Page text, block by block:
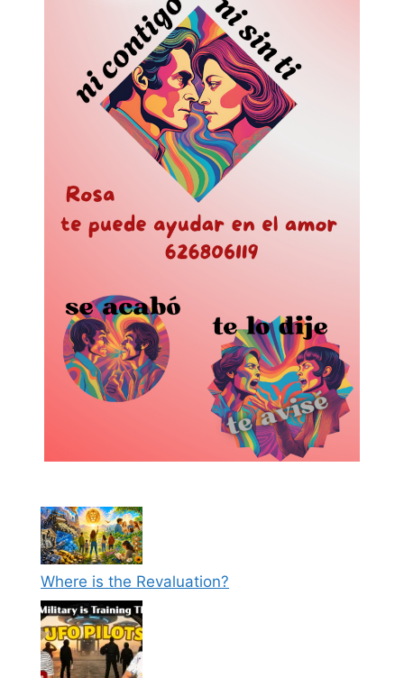
Where is the Revaluation?